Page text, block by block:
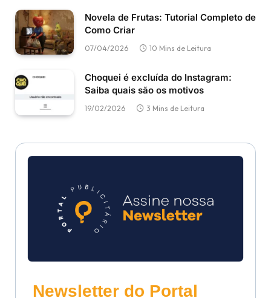
Novela de Frutas: Tutorial Completo de
Como Criar
07/04/2026 10 Mins de Leitura
Choquei é excluída do Instagram:
Saiba quais são os motivos
19/02/2026 3 Mins de Leitura
Newsletter do Portal